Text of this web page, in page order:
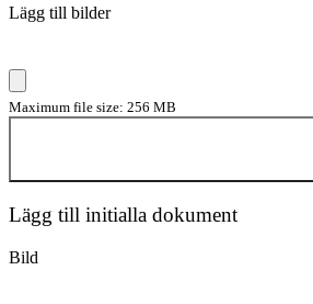
Lägg till bilder
Maximum file size: 256 MB
Lägg till initialla dokument
Bild